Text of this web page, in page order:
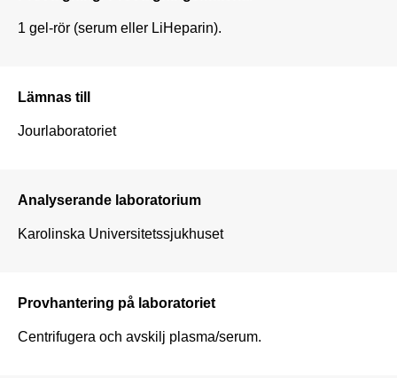
1 gel-rör (serum eller LiHeparin).
Lämnas till
Jourlaboratoriet
Analyserande laboratorium
Karolinska Universitetssjukhuset
Provhantering på laboratoriet
Centrifugera och avskilj plasma/serum.